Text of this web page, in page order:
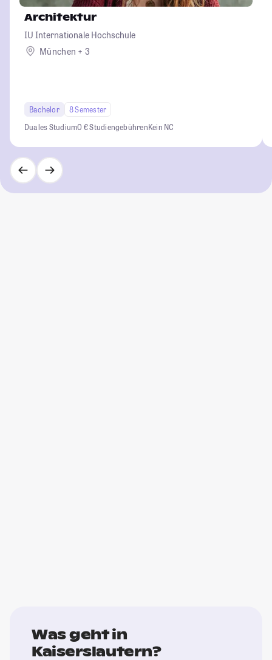
Architektur
IU Internationale Hochschule
München + 3
Bachelor
8 Semester
Duales Studium0 € StudiengebührenKein NC
Was geht in
Kaiserslautern?